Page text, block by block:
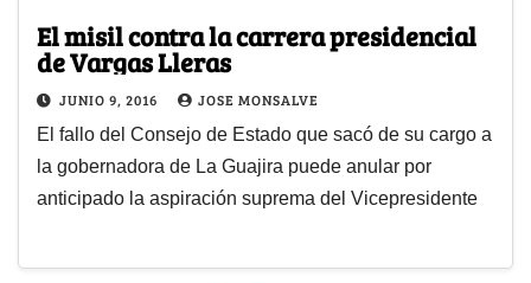
El misil contra la carrera presidencial
de Vargas Lleras
JUNIO 9, 2016 JOSE MONSALVE
El fallo del Consejo de Estado que sacó de su cargo a
la gobernadora de La Guajira puede anular por
anticipado la aspiración suprema del Vicepresidente